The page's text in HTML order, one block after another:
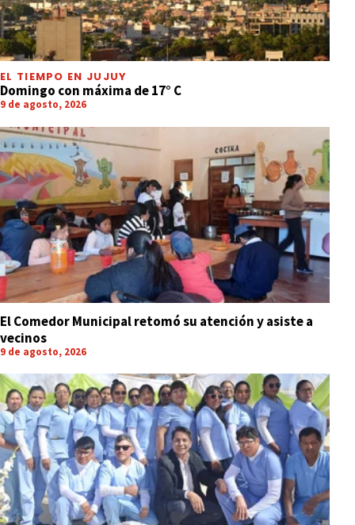
EL TIEMPO EN JUJUY
Domingo con máxima de 17° C
9 de agosto, 2026
El Comedor Municipal retomó su atención y asiste a
vecinos
9 de agosto, 2026